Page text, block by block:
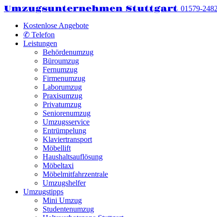
Umzugsunternehmen Stuttgart 01579-
Kostenlose Angebote
✆ Telefon
Leistungen
Behördenumzug
Büroumzug
Fernumzug
Firmenumzug
Laborumzug
Praxisumzug
Privatumzug
Seniorenumzug
Umzugsservice
Entrümpelung
Klaviertransport
Möbellift
Haushaltsauflösung
Möbeltaxi
Möbelmitfahrzentrale
Umzugshelfer
Umzugstipps
Mini Umzug
Studentenumzug